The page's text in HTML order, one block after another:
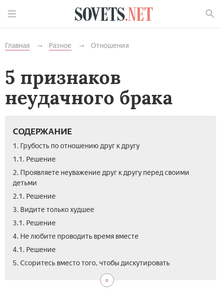
Главная Разное Отношения
5 признаков
неудачного брака
СОДЕРЖАНИЕ
1. Грубость по отношению друг к другу
1.1. Решение
2. Проявляете неуважение друг к другу перед своими
детьми
2.1. Решение
3. Видите только худшее
3.1. Решение
4. Не любите проводить время вместе
4.1. Решение
5. Ссоритесь вместо того, чтобы дискутировать